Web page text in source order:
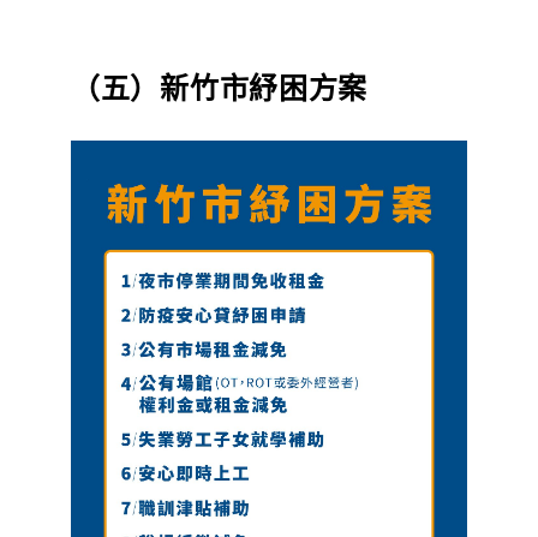
（五）新竹市紓困方案